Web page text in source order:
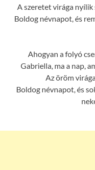
A szeretet virága nyílik
Boldog névnapot, és
Ahogyan a folyó
Gabriella, ma a nap,
Az öröm
Boldog névnapot, és